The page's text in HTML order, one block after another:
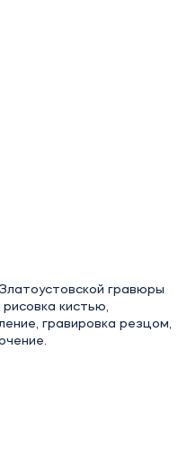
гравюры
кистью,
гравировка резцом,